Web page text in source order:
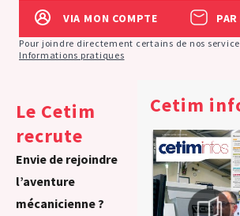
VIA MON COMPTE
Pour joindre directement certains de nos
Informations pratiques
Cetim
Le Cetim
recrute
Envie de rejoindre
l’aventure
mécanicienne ?